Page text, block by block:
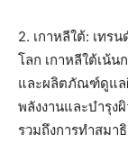
2. เกาหลีใต้: เทร
โลก เกาหลีใต้เน้
และผลิตภัณฑ์ดูแลผิ
พลังงานและบำรุง
รวมถึงการทำสมา